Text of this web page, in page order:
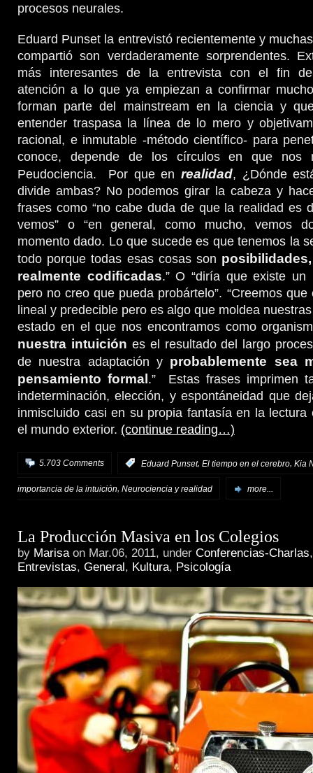
procesos neurales.
Eduard Punset la entrevistó recientemente y
compartió son verdaderamente sorprendentes.
más interesantes de la entrevista con el fin
atención a lo que ya empiezan a confirmar
forman parte del mainstream en la ciencia y
entender traspasa la línea de lo mero y
racional, e inmutable -método científico- para
conoce, depende de los círculos en que nos
Peudociencia. Por que en realidad, ¿Dónde
divide ambas? No podemos girar la cabeza y
frases como “no cabe duda de que la realidad es
vemos” o “en general, como mucho, vemos
momento dado. Lo que sucede es que tenemos la
todo porque todas esas cosas son
realmente codificadas.” O “diría que existe un
pero no creo que pueda probártelo”. “Creemos
lineal y predecible pero es algo que moldea
estado en el que nos encontramos como
nuestra intuición es el resultado del largo
de nuestra adaptación y probablemente sea
pensamiento formal.” Estas frases imprimen
indeterminación, elección, y espontáneidad que
inmiscluido casi en su propia fantasía en la lectura
el mundo exterior. (continue reading…)
5.703 Comments Eduard Punset, El tiempo en el cerebro Kia
importancia de la intuición, Neurociencia y realidad more...
La Producción Masiva en los Colegios
by Marisaon Mar.06, 2011, under Conferencias-Charlas
Entrevistas, General , Kultura, Psicología